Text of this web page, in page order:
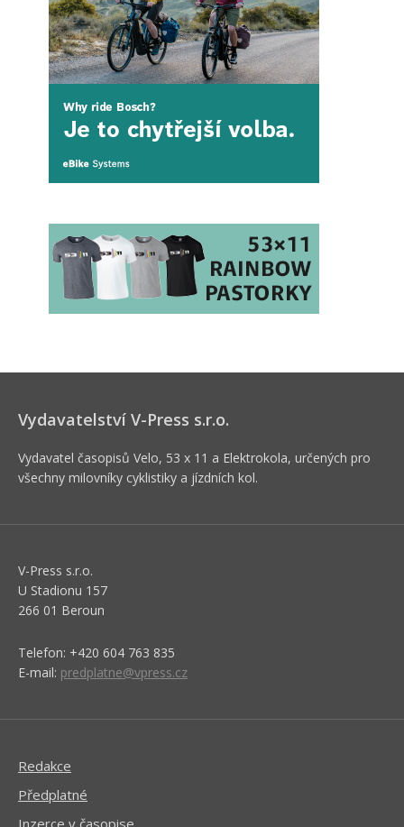
Vydavatelství V-Press s.r.o.
Vydavatel časopisů Velo, 53 x 11 a Elektrokola, určených pro
všechny milovníky cyklistiky a jízdních kol.
V-Press s.r.o.
U Stadionu 157
266 01 Beroun
Telefon: +420 604 763 835
E-mail: predplatne@vpress.cz
Redakce
Předplatné
Inzerce v časopise